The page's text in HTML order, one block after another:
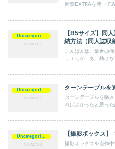
衝撃EXTRAを使って
【B5サイズ】同
納方法（同人誌収
こんばんは。最近頭
しょうか。あ、熱は
ターンテーブルを
ターンテーブルを購
ればよかったと思った
【撮影ボックス
撮影ボックスを自作中